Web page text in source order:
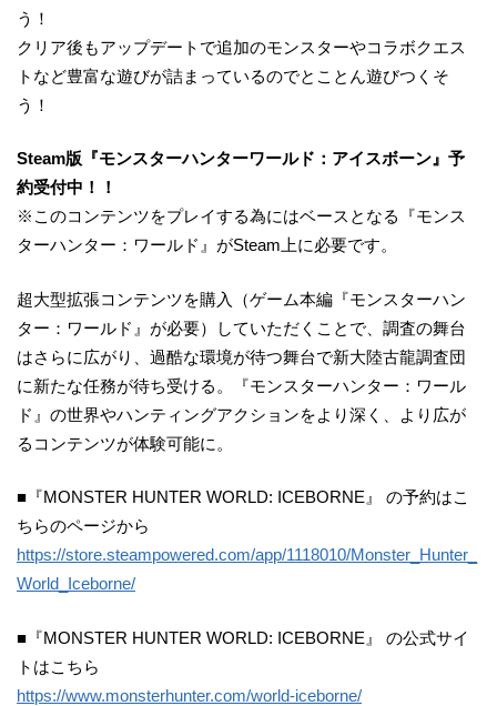
う！
クリア後もアップデートで追加のモンスターやコラボクエス
トなど豊富な遊びが詰まっているのでとことん遊びつくそ
う！
Steam版『モンスターハンターワールド：アイスボーン』 予
約受付中 ！！
※このコンテンツをプレイする為にはベースとなる『モンス
ターハンター：ワールド』がSteam上に必要です。
超大型拡張コンテンツを購入（ゲーム本編『モンスターハン
ター：ワールド』が必要）していただくことで、調査の舞台
はさらに広がり、過酷な環境が待つ舞台で新大陸古龍調査団
に新たな任務が待ち受ける。『モンスターハンター：ワール
ド』の世界やハンティングアクションをより深く、より広が
るコンテンツが体験可能に。
■『MONSTER HUNTER WORLD: ICEBORNE』 の予約はこ
ちらのページから
https://store.steampowered.com/app/1118010/Monster_Hunter_
World_Iceborne/
■『MONSTER HUNTER WORLD: ICEBORNE』 の公式サイ
トはこちら
https://www.monsterhunter.com/world-iceborne/